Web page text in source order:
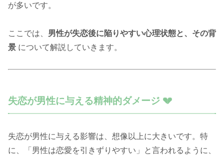
が多いです。
ここでは、 男性が失恋後に陥りやすい心理状態と、その背
景 について解説していきます。
失恋が男性に与える精神的ダメージ 💔
失恋が男性に与える影響は、想像以上に大きいです。特
に、「男性は恋愛を引きずりやすい」と言われるように、